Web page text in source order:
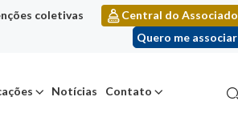
coletivas
Central do Associado
Quero me associar
Notícias Contato